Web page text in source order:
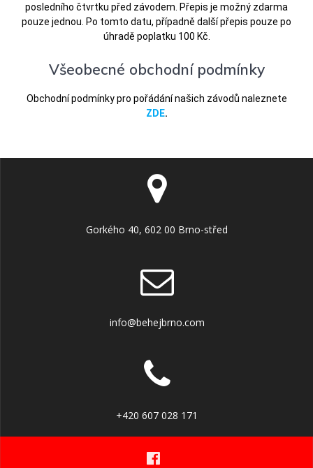
posledního čtvrtku před závodem. Přepis je možný zdarma
pouze jednou. Po tomto datu, případně další přepis pouze po
úhradě poplatku 100 Kč.
Všeobecné obchodní podmínky
Obchodní podmínky pro pořádání našich závodů naleznete
ZDE.
Gorkého 40, 602 00 Brno-střed
info@behejbrno.com
+420 607 028 171